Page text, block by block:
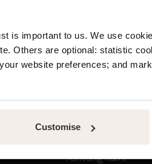
is important to us. We use
Others are optional: statistic
website preferences; and
Customise
properti
Tentang kami